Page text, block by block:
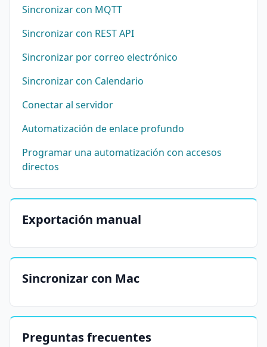
Sincronizar con MQTT
Sincronizar con REST API
Sincronizar por correo electrónico
Sincronizar con Calendario
Conectar al servidor
Automatización de enlace profundo
Programar una automatización con accesos
directos
Exportación manual
Sincronizar con Mac
Preguntas frecuentes